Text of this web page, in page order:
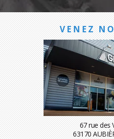
VENEZ
67 rue des
63170